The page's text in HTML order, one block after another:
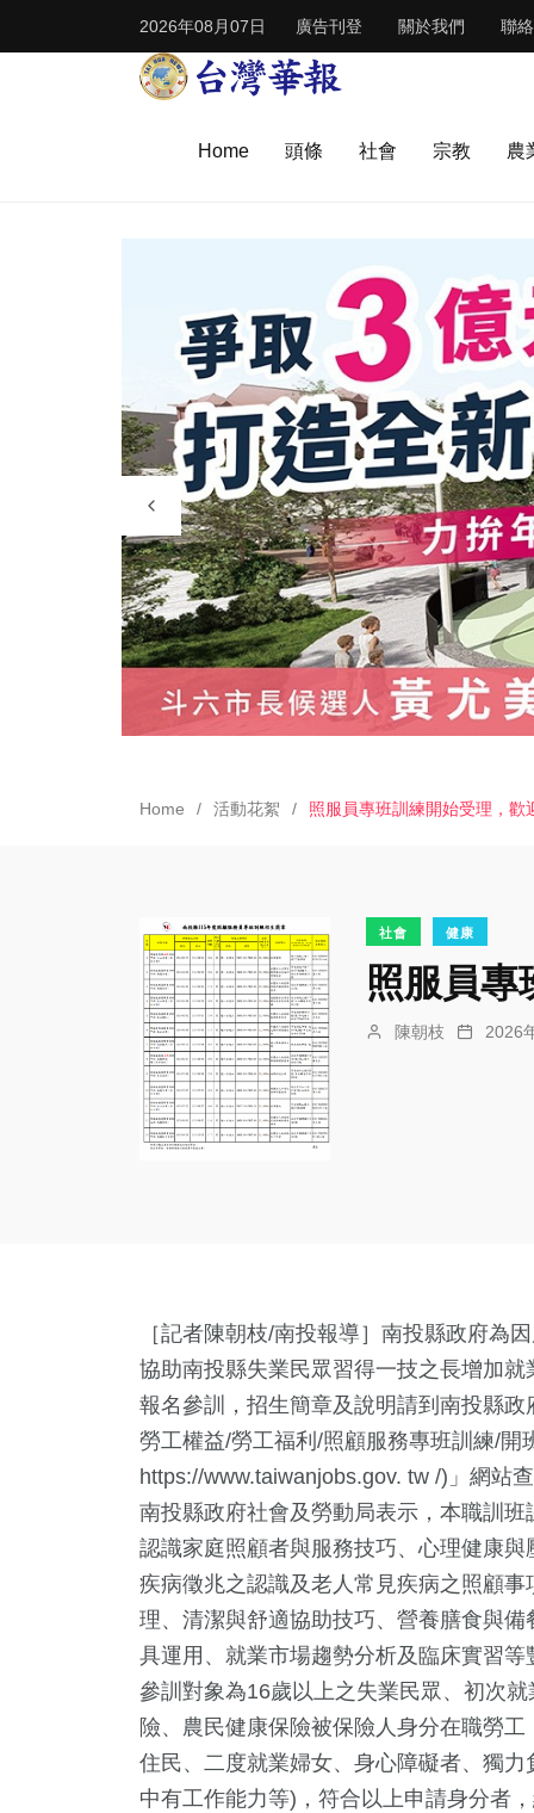
2026年08月07日 廣告刊登 關於我們 聯
Home 頭條 社會 宗教 農
Home 活動花絮 照服員專班訓練開始受理，歡
社會 健康
照服員專
陳朝枝 2026
［記者陳朝枝/南投報導］南投縣政府為
協助南投縣失業民眾習得一技之長增加
報名參訓，招生簡章及說明請到南投縣
勞工權益/勞工福利/照顧服務專班訓練/開
https://www.taiwanjobs.gov. tw /)」網站
南投縣政府社會及勞動局表示，本職訓
認識家庭照顧者與服務技巧、心理健康
疾病徵兆之認識及老人常見疾病之照顧
理、清潔與舒適協助技巧、營養膳食與
具運用、就業市場趨勢分析及臨床實習
參訓對象為16歲以上之失業民眾、初次
險、農民健康保險被保險人身分在職勞
住民、二度就業婦女、身心障礙者、獨
中有工作能力等)，符合以上申請身分者